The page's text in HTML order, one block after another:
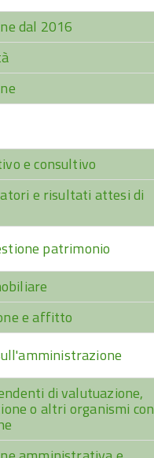
dal 2016
e consultivo
e risultati attesi di
patrimonio
e affitto
di valutuazione,
o altri organismi con